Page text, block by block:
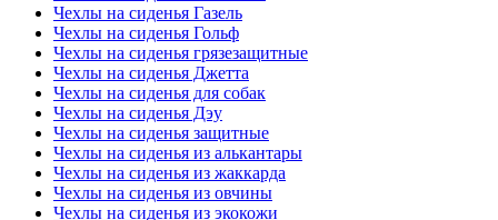
Чехлы на сиденья Газель
Чехлы на сиденья Гольф
Чехлы на сиденья грязезащитные
Чехлы на сиденья Джетта
Чехлы на сиденья для собак
Чехлы на сиденья Дэу
Чехлы на сиденья защитные
Чехлы на сиденья из алькантары
Чехлы на сиденья из жаккарда
Чехлы на сиденья из овчины
Чехлы на сиденья из экокожи